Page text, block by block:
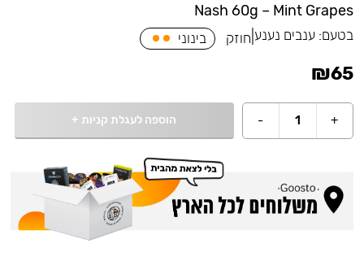
Nash 60g – Mint Grapes
בטעם:ענבים נענע חוזק בינוני
₪65
+
1
- הוספה לעגלת קניות +